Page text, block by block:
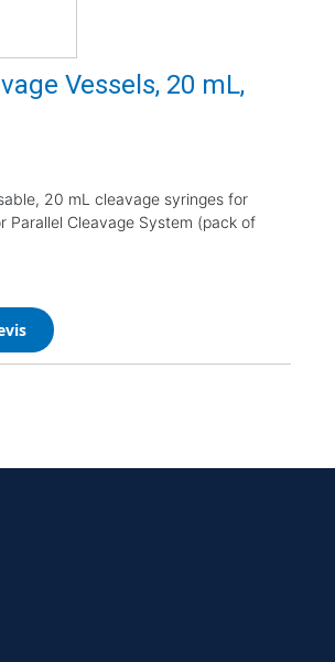
Vessels, 20 mL,
20 mL cleavage syringes for
Parallel Cleavage System (pack of